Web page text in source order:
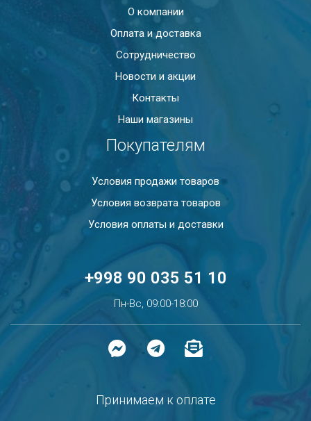
О компании
Оплата и доставка
Сотрудничество
Новости и акции
Контакты
Наши магазины
Покупателям
Условия продажи товаров
Условия возврата товаров
Условия оплаты и доставки
+998 90 035 51 10
Пн-Вс, 09:00-18:00
Принимаем к оплате